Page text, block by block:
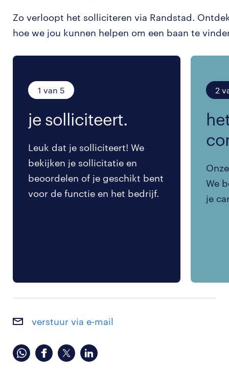
Zo verloopt het solliciteren via Randstad.
hoe we jou kunnen helpen om een baan te
1 van 5
je solliciteert.
Leuk dat je solliciteert! We
bekijken je sollicitatie en
beoordelen of je geschikt bent
voor de functie en het bedrijf.
2
We
je
verstuur via e-mail